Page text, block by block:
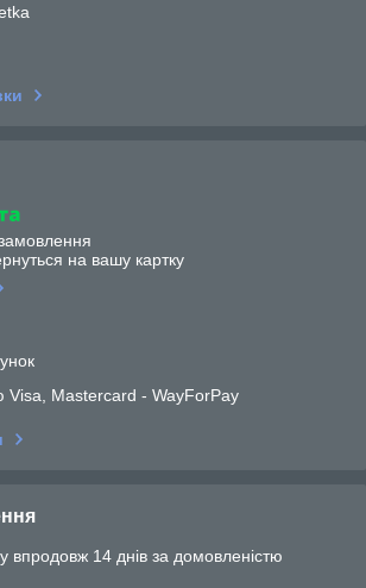
на вашу картку
Visa, Mastercard - WayForPay
впродовж 14 днів за домовленістю